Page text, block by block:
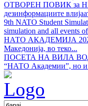
ОТВОРЕН ПОВИК за
дезинформациите
9th NATO Student
simulation and all events
НАТО АКАДЕМИЈА
Македонија, во теко...
ПОСЕТА НА ВИЛА
“НАТО Академии”, но и